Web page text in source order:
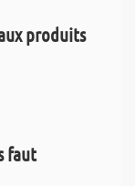
produits
faut